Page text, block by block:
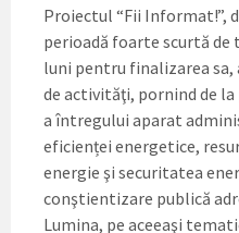
Proiectul “Fii Informat!”,
perioadă foarte scurtă de
luni pentru finalizarea
de activităţi, pornind de
a întregului aparat
eficienței energetice,
energie şi securitatea
conştientizare publică
Lumina, pe aceeaşi